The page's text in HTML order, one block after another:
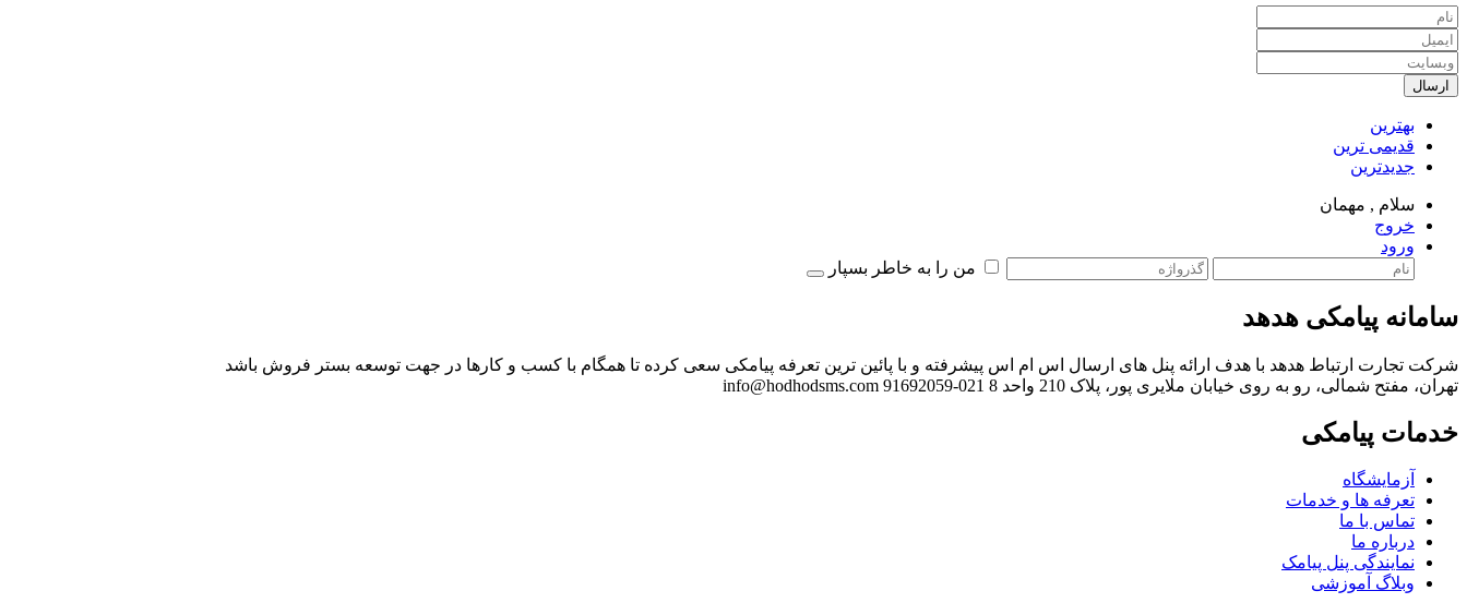
ارسال
بهترین
قدیمی ترین
جدیدترین
سلام , مهمان
خروج
ورود
من را به خاطر بسپار
سامانه پیامکی هدهد
شرکت تجارت ارتباط هدهد با هدف ارائه پنل های ارسال اس ام اس پیشرفته و با پائین ترین تعرفه پیامکی سعی کرده تا همگام با کسب و کارها در جهت توسعه بستر فروش باشد
تهران، مفتح شمالی، رو به روی خیابان ملایری پور، پلاک 210 واحد 8
021-91692059
info@hodhodsms.com
خدمات پیامکی
آزمایشگاه
تعرفه ها و خدمات
تماس با ما
درباره ما
نمایندگی پنل پیامک
وبلاگ آموزشی